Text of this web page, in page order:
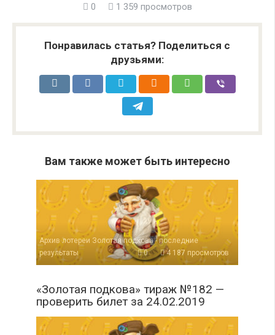
0 1 359 просмотров
Понравилась статья? Поделиться с
друзьями:
Вам также может быть интересно
Архив лотереи Золотая подкова - последние
результаты
0 4 187 просмотров
«Золотая подкова» тираж №182 —
проверить билет за 24.02.2019